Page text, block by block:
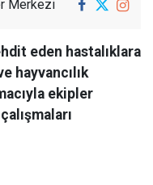
Merkezi
eden hastalıklara
hayvancılık
ekipler